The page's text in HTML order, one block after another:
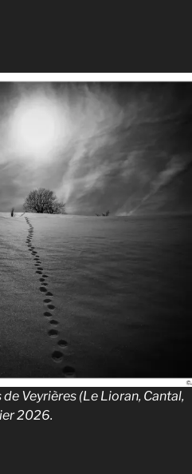
Veyrières (Le Lioran, Cantal,
2026.